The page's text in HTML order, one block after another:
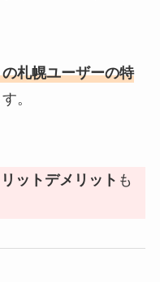
札幌ユーザーの特
。
ットデメリット も